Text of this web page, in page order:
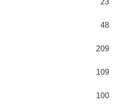
23
48
209
109
100